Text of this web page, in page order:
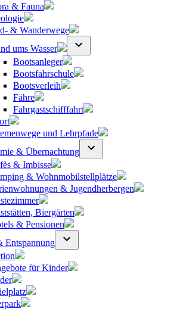
& Fauna
& Wanderwege
ums Wasser
Bootsanleger
Bootsfahrschule
Bootsverleih
Fähre
Fahrgastschifffahrt
und Lehrpfade
& Übernachtung
& Imbisse
& Wohnmobilstellplätze
& Jugendherbergen
Biergärten
& Pensionen
Entspannung
für Kinder